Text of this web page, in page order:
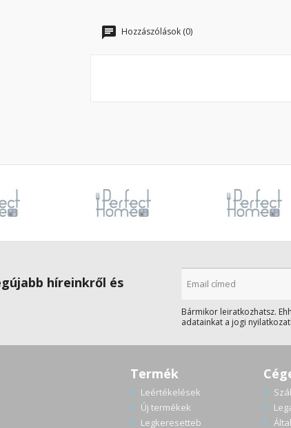
Hozzászólások (0)
híreinkről és
Bármikor leiratkozhatsz.
adatainkat a jogi
Termék
Leértékelések
Új termékek
Legkeresetteb